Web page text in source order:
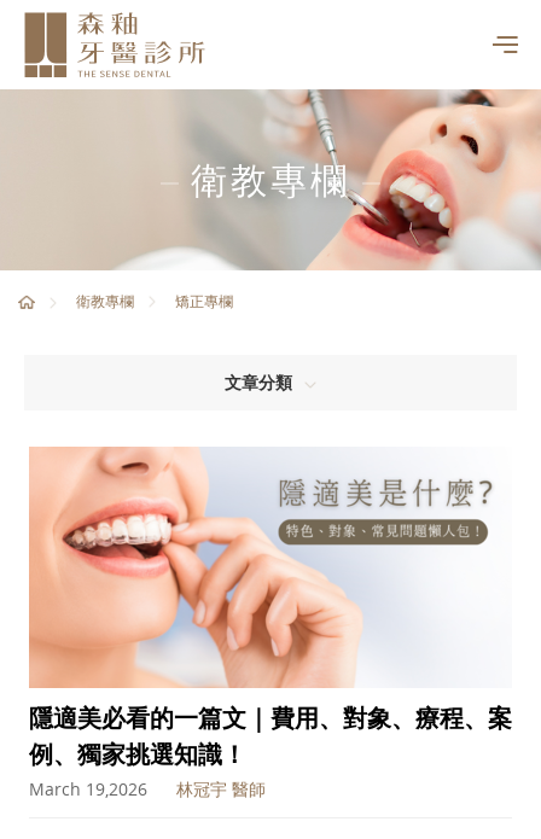
衛教專欄
衛教專欄 矯正專欄
文章分類
隱適美必看的一篇文｜費用、對象、療程、案
例、獨家挑選知識！
March 19,2026 林冠宇 醫師